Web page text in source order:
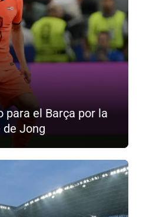
para el Barça por la
de Jong